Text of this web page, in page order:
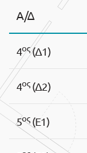
Α/Δ
4ος(Δ1)
4ος(Δ2)
5ος(Ε1)